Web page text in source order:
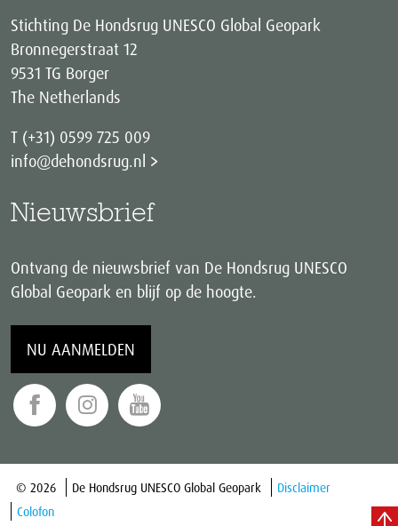
Stichting De Hondsrug UNESCO Global Geopark
Bronnegerstraat 12
9531 TG Borger
The Netherlands
T (+31) 0599 725 009
info@dehondsrug.nl
Nieuwsbrief
Ontvang de nieuwsbrief van De Hondsrug UNESCO
Global Geopark en blijf op de hoogte.
NU AANMELDEN
© 2026 De Hondsrug UNESCO Global Geopark
Disclaimer
Colofon